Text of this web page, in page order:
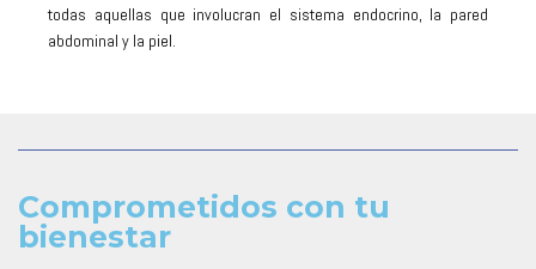
todas aquellas que involucran el sistema endocrino, la pared
abdominal y la piel.
Comprometidos con tu
bienestar